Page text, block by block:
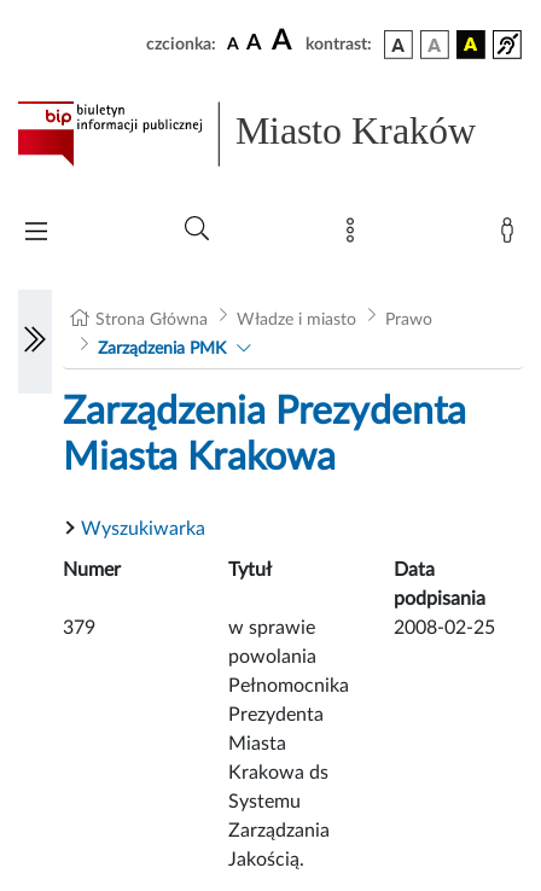
czcionka: A A A kontrast:
Miasto Kraków
Strona Główna Władze i miasto
Prawo
Zarządzenia PMK
Zarządzenia Prezydenta
Miasta Krakowa
Wyszukiwarka
Numer Tytuł
Data
podpisania
379
w sprawie
powolania
Pełnomocnika
Prezydenta
Miasta
Krakowa ds
Systemu
Zarządzania
Jakością.
2008-02-25